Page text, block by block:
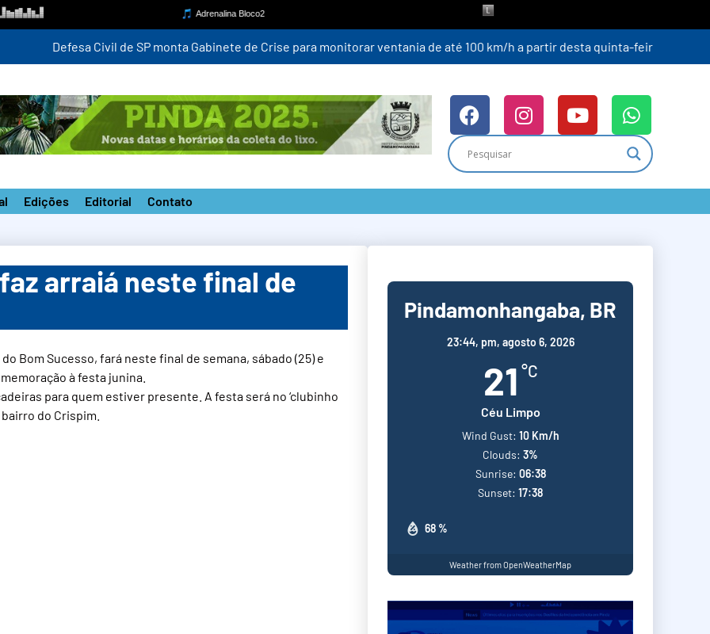
para monitorar ventania de até 100 km/h a partir desta quinta-feira (6)
Edições Editorial Contato
arraiá neste final de
Bom Sucesso, fará neste final de semana, sábado (25) e
à festa junina.
para quem estiver presente. A festa será no ‘clubinho
do Crispim.
Pindamonhangaba, BR
23:44, pm, agosto 6, 2026
21 °C
Céu Limpo
68 %
Wind Gust: 10 Km/h
Clouds: 3%
Sunrise: 06:38
Sunset: 17:38
Weather from OpenWeatherMap